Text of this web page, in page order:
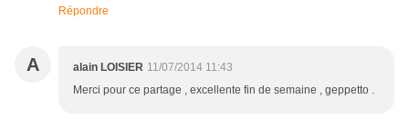
Répondre
A alain LOISIER 11/07/2014 11:43
Merci pour ce partage , excellente fin de semaine , geppetto .